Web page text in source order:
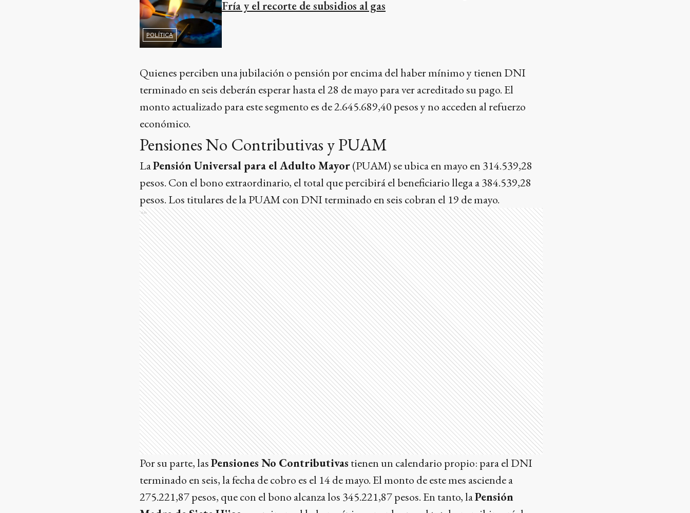
POLÍTICA
Fría y el recorte de subsidios al gas
Quienes perciben una jubilación o pensión por encima del haber mínimo y tienen DNI
terminado en seis deberán esperar hasta el 28 de mayo para ver acreditado su pago. El
monto actualizado para este segmento es de 2.645.689,40 pesos y no acceden al refuerzo
económico.
Pensiones No Contributivas y PUAM
LaPensión Universal para el Adulto Mayor(PUAM) se ubica en mayo en 314.539,28
pesos. Con el bono extraordinario, el total que percibirá el beneficiario llega a 384.539,28
pesos. Los titulares de la PUAM con DNI terminado en seis cobran el 19 de mayo.
Ads
Por su parte, lasPensiones No Contributivas tienen un calendario propio: para el DNI
terminado en seis, la fecha de cobro es el 14 de mayo. El monto de este mes asciende a
275.221,87 pesos, que con el bono alcanza los 345.221,87 pesos. En tanto, laPensión